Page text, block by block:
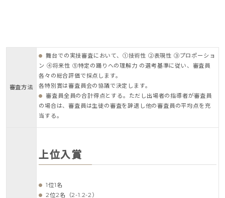
審査方法
舞台での実技審査において、①技術性 ②表現性 ③プロポーショ
ン ④将来性 ⑤特定の踊りへの理解力 の選考基準に従い、審査員
各々の総合評価で採点します。
各特別賞は審査員会の協議で決定します。
審査員全員の合計得点とする。ただし出場者の指導者が審査員
の場合は、審査員は生徒の審査を辞退し他の審査員の平均点を充
当する。
上位入賞
1位1名
2位2名（2-1.2-2）